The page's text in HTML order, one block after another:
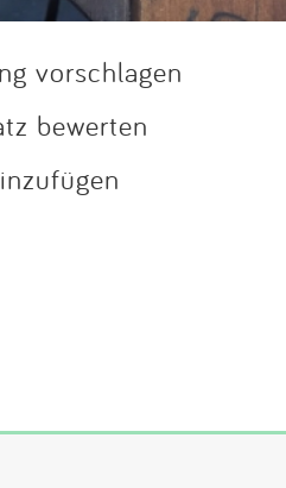
vorschlagen
bewerten